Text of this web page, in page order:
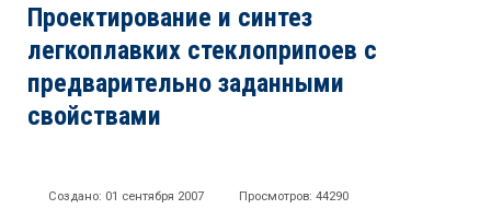
Проектирование и синтез
легкоплавких стеклоприпоев с
предварительно заданными
свойствами
Создано: 01 сентября 2007 Просмотров: 44290